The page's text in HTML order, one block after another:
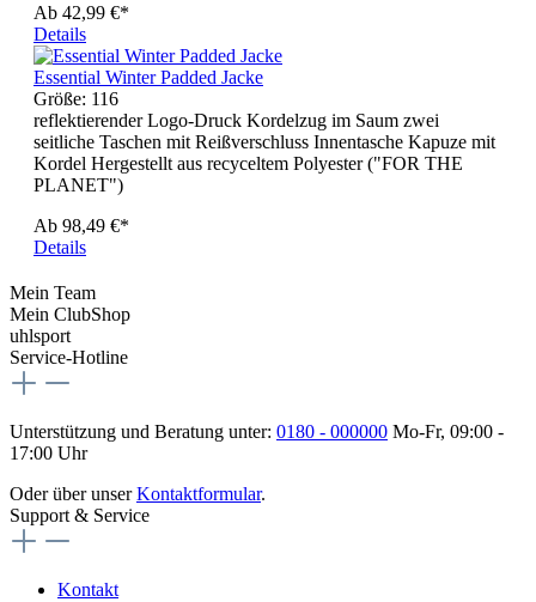
Ab 42,99 €*
Details
Essential Winter Padded Jacke
Größe: 116
reflektierender Logo-Druck Kordelzug im Saum zwei
seitliche Taschen mit Reißverschluss Innentasche Kapuze mit
Kordel Hergestellt aus recyceltem Polyester ("FOR THE
PLANET")
Ab 98,49 €*
Details
Mein Team
Mein ClubShop
uhlsport
Service-Hotline
Unterstützung und Beratung unter: 0180 - 000000 Mo-Fr, 09:00 -
17:00 Uhr
Oder über unserKontaktformular.
Support & Service
Kontakt